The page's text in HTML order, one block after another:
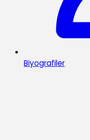
Biyografiler